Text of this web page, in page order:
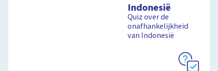
Indonesië
Quiz over de
onafhankelijkheid
van Indonesië